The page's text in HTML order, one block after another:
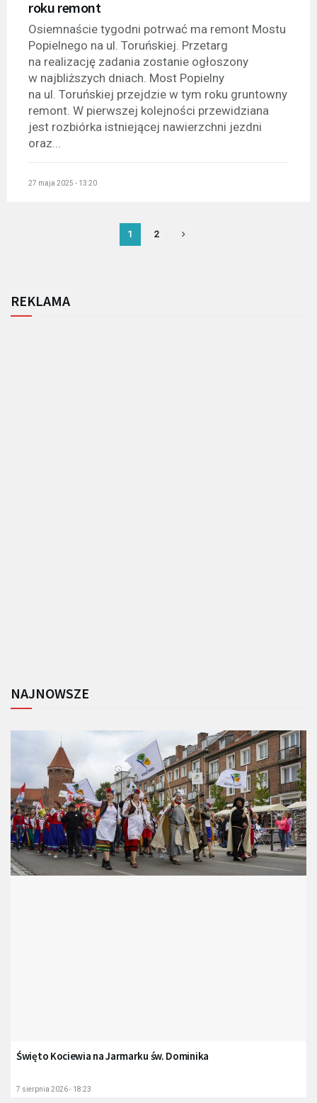
roku remont
Osiemnaście tygodni potrwać ma remont Mostu
Popielnego na ul. Toruńskiej. Przetarg
na realizację zadania zostanie ogłoszony
w najbliższych dniach. Most Popielny
na ul. Toruńskiej przejdzie w tym roku gruntowny
remont. W pierwszej kolejności przewidziana
jest rozbiórka istniejącej nawierzchni jezdni
oraz...
27 maja 2025 - 13:20
1 2
REKLAMA
NAJNOWSZE
Święto Kociewia na Jarmarku św. Dominika
7 sierpnia 2026 - 18:23